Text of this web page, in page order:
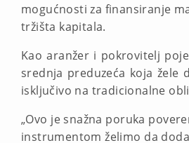
mogućnosti za finansiranje
tržišta kapitala.
Kao aranžer i pokrovitelj
srednja preduzeća koja žele
isključivo na tradicionalne
„Ovo je snažna poruka
instrumentom želimo da